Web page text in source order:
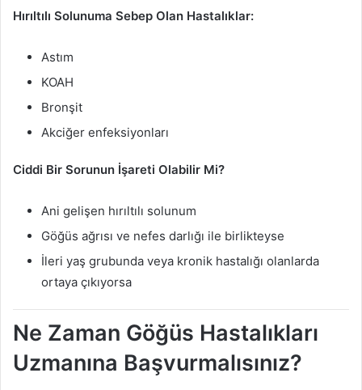
Hırıltılı Solunuma Sebep Olan Hastalıklar:
Astım
KOAH
Bronşit
Akciğer enfeksiyonları
Ciddi Bir Sorunun İşareti Olabilir Mi?
Ani gelişen hırıltılı solunum
Göğüs ağrısı ve nefes darlığı ile birlikteyse
İleri yaş grubunda veya kronik hastalığı olanlarda
ortaya çıkıyorsa
Ne Zaman Göğüs Hastalıkları
Uzmanına Başvurmalısınız?